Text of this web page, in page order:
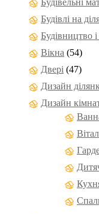
Будівлі на
Будівництво
Вікна (54)
Двері (47)
Дизайн
Дизайн